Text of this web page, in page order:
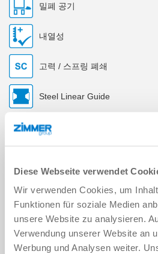
Diese Webseite verwendet
Wir verwenden Cookies, um
Funktionen für soziale Medien
unsere Website zu analysieren.
Verwendung unserer Website an
Werbung und Analysen weiter.
밀폐 공기
내열성
고력 / 스프링 폐쇄
Steel Linear Guide
기술 데이터
개별화